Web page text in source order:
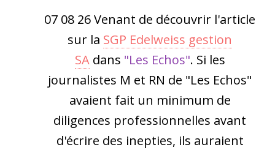
07 08 26 Venant de découvrir l'article
sur la SGP Edelweiss gestion
SA dans "Les Echos". Si les
journalistes M et RN de "Les Echos"
avaient fait un minimum de
diligences professionnelles avant
d'écrire des inepties, ils auraient